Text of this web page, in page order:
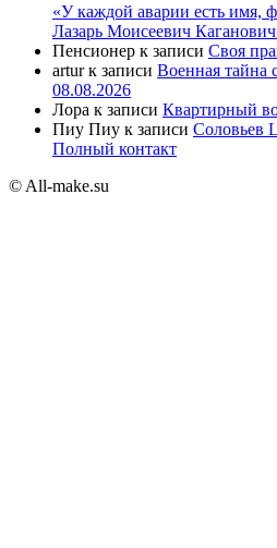
«У каждой аварии есть имя,
Лазарь Моисеевич
Пенсионер к записи Своя
arturк записи Военная тайна
08.08.2026
Лора к записи Квартирный
Пиу Пиу к записи Соловьев
Полный контакт
© All-make.su